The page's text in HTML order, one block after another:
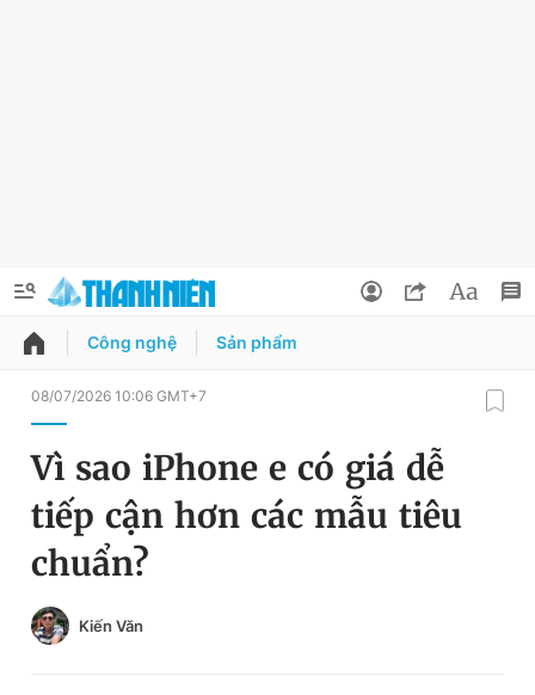
QUẢNG CÁO ĐẶT BÁO
Chuyên mục
Chuyên mục khác
Chào ngày mới
Đổi mật khẩu
Tin đã lưu
Công nghệ Sản phẩm
08/07/2026 10:06 GMT+7
Vì sao iPhone e có giá dễ
tiếp cận hơn các mẫu tiêu
chuẩn?
Kiến Văn